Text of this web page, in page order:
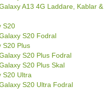
A13 4G Laddare, Kablar &
S20
S20 Fodral
S20 Plus
S20 Plus Fodral
S20 Plus Skal
S20 Ultra
S20 Ultra Fodral